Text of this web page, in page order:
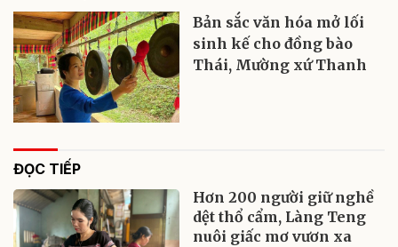
Bản sắc văn hóa mở lối
sinh kế cho đồng bào
Thái, Mường xứ Thanh
ĐỌC TIẾP
Hơn 200 người giữ nghề
dệt thổ cẩm, Làng Teng
nuôi giấc mơ vươn xa